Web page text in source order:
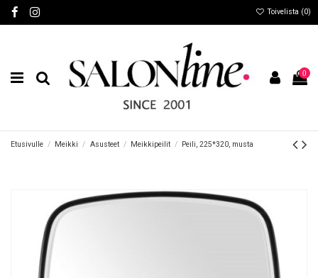
Toivelista (0)
0
Etusivulle Meikki Asusteet Meikkipeilit Peili, 225*320, musta